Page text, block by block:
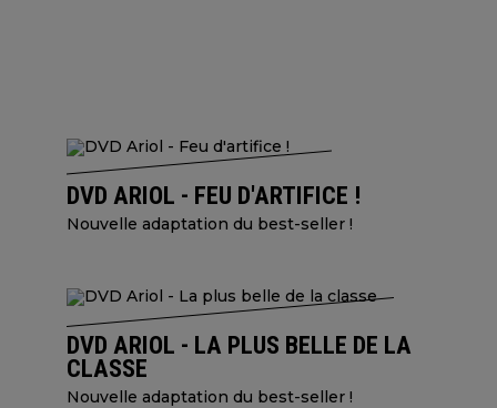
DVD ARIOL - FEU D'ARTIFICE !
Nouvelle adaptation du best-seller !
DVD ARIOL - LA PLUS BELLE DE LA
CLASSE
Nouvelle adaptation du best-seller !